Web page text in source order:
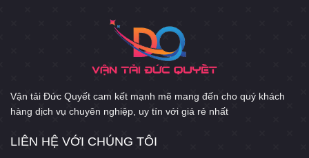
Vận tải Đức Quyết cam kết mạnh mẽ mang đến cho quý khách
hàng dịch vụ chuyên nghiệp, uy tín với giá rẻ nhất
LIÊN HỆ VỚI CHÚNG TÔI